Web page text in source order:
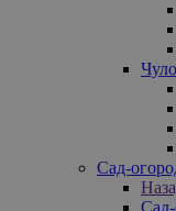
Сад-